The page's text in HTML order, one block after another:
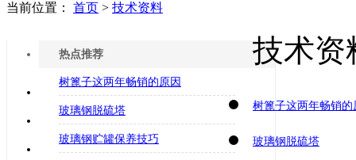
当前位置： 首页 > 技术资料
热点推荐
树篦子这两年畅销的原因
玻璃钢脱硫塔
玻璃钢贮罐保养技巧
技术资
树篦子这两年畅销的
玻璃钢脱硫塔